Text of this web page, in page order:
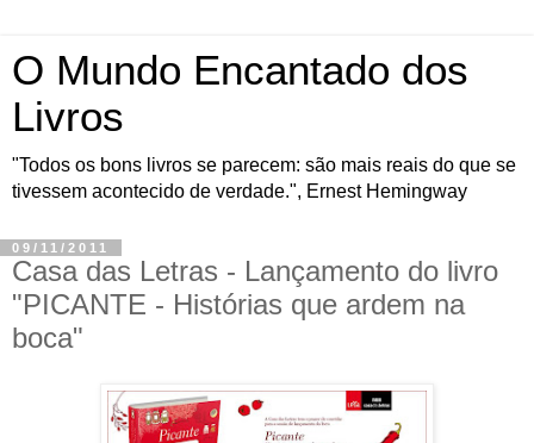
O Mundo Encantado dos
Livros
"Todos os bons livros se parecem: são mais reais do que se
tivessem acontecido de verdade.", Ernest Hemingway
09/11/2011
Casa das Letras - Lançamento do livro
"PICANTE - Histórias que ardem na
boca"